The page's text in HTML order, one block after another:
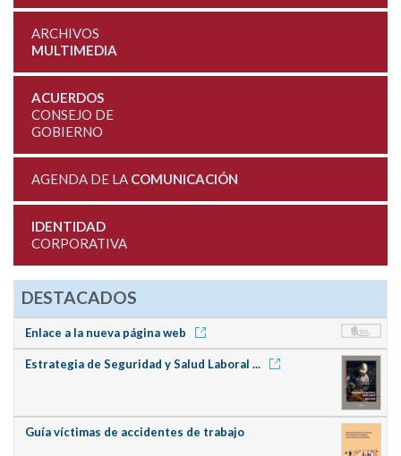
ARCHIVOS
MULTIMEDIA
ACUERDOS
CONSEJO DE
GOBIERNO
AGENDA DE LA COMUNICACIÓN
IDENTIDAD
CORPORATIVA
DESTACADOS
Enlace a la nueva página web
Estrategia de Seguridad y Salud Laboral ...
Guía víctimas de accidentes de trabajo